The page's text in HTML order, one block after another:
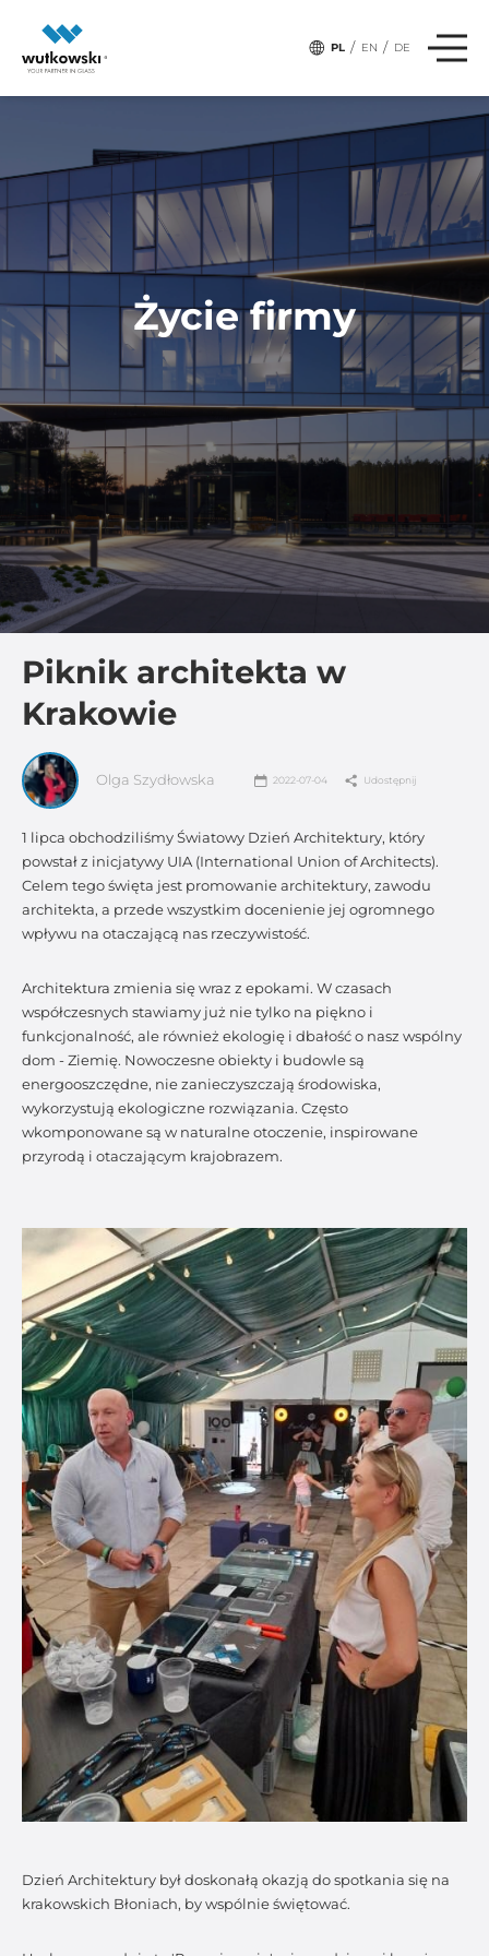
PL / EN / DE
Życie firmy
Piknik architekta w
Krakowie
Olga Szydłowska 2022-07-04 Udostępnij
1 lipca obchodziliśmy Światowy Dzień Architektury, który
powstał z inicjatywy UIA (International Union of Architects).
Celem tego święta jest promowanie architektury, zawodu
architekta, a przede wszystkim docenienie jej ogromnego
wpływu na otaczającą nas rzeczywistość.
Architektura zmienia się wraz z epokami. W czasach
współczesnych stawiamy już nie tylko na piękno i
funkcjonalność, ale również ekologię i dbałość o nasz wspólny
dom - Ziemię. Nowoczesne obiekty i budowle są
energooszczędne, nie zanieczyszczają środowiska,
wykorzystują ekologiczne rozwiązania. Często
wkomponowane są w naturalne otoczenie, inspirowane
przyrodą i otaczającym krajobrazem.
Dzień Architektury był doskonałą okazją do spotkania się na
krakowskich Błoniach, by wspólnie świętować.